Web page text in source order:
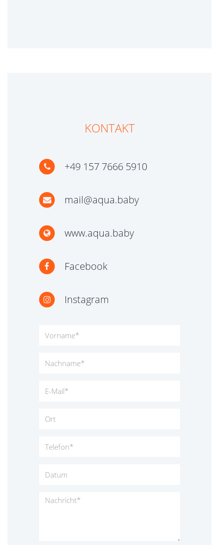
KONTAKT
+49 157 7666 5910
mail@aqua.baby
www.aqua.baby
Facebook
Instagram